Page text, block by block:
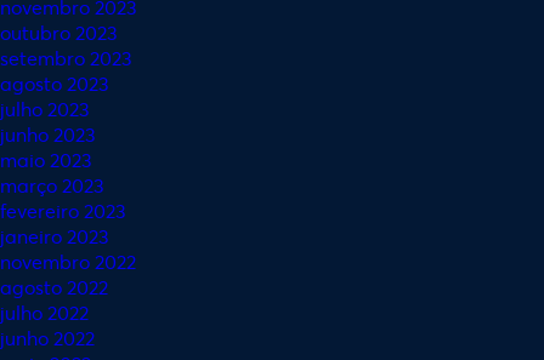
novembro 2023
outubro 2023
setembro 2023
agosto 2023
julho 2023
junho 2023
maio 2023
março 2023
fevereiro 2023
janeiro 2023
novembro 2022
agosto 2022
julho 2022
junho 2022